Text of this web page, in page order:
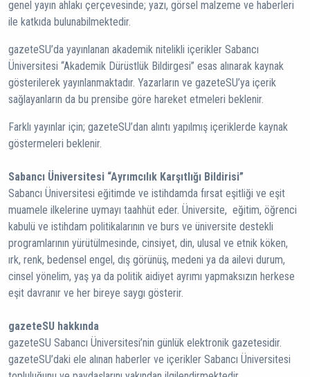
genel yayın ahlakı çerçevesinde; yazı, görsel malzeme ve haberleri
ile katkıda bulunabilmektedir.
gazeteSU’da yayınlanan akademik nitelikli içerikler Sabancı
Üniversitesi “Akademik Dürüstlük Bildirgesi” esas alınarak kaynak
gösterilerek yayınlanmaktadır. Yazarların ve gazeteSU’ya içerik
sağlayanların da bu prensibe göre hareket etmeleri beklenir.
Farklı yayınlar için; gazeteSU’dan alıntı yapılmış içeriklerde kaynak
göstermeleri beklenir.
Sabancı Üniversitesi “Ayrımcılık Karşıtlığı Bildirisi”
Sabancı Üniversitesi eğitimde ve istihdamda fırsat eşitliği ve eşit
muamele ilkelerine uymayı taahhüt eder. Üniversite, eğitim, öğrenci
kabulü ve istihdam politikalarının ve burs ve üniversite destekli
programlarının yürütülmesinde, cinsiyet, din, ulusal ve etnik köken,
ırk, renk, bedensel engel, dış görünüş, medeni ya da ailevi durum,
cinsel yönelim, yaş ya da politik aidiyet ayrımı yapmaksızın herkese
eşit davranır ve her bireye saygı gösterir.
gazeteSU hakkında
gazeteSU Sabancı Üniversitesi’nin günlük elektronik gazetesidir.
gazeteSU’daki ele alınan haberler ve içerikler Sabancı Üniversitesi